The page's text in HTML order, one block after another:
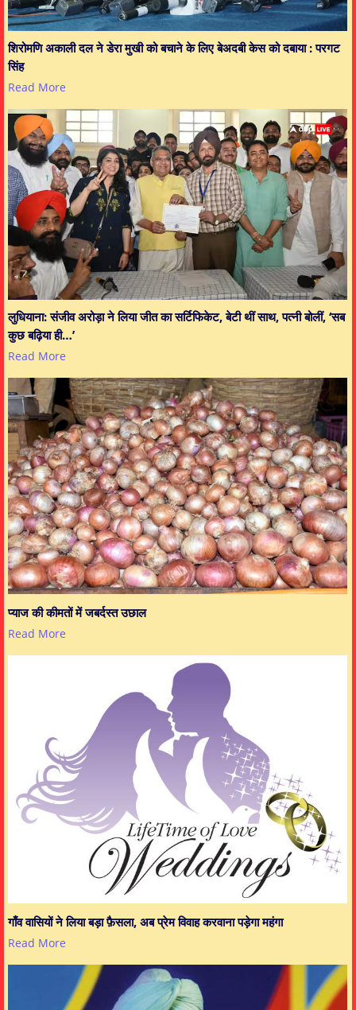
शिरोमणि अकाली दल ने डेरा मुखी को बचाने के लिए बेअदबी केस को दबाया : परगट
सिंह
Read More
लुधियाना: संजीव अरोड़ा ने लिया जीत का सर्टिफिकेट, बेटी थीं साथ, पत्नी बोलीं, ‘सब
कुछ बढ़िया ही…’
Read More
प्याज की कीमतों में जबर्दस्त उछाल
Read More
गाँव वासियों ने लिया बड़ा फ़ैसला, अब प्रेम विवाह करवाना पड़ेगा महंगा
Read More